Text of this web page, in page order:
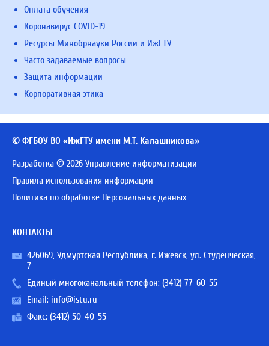
Оплата обучения
Коронавирус COVID-19
Ресурсы Минобрнауки России и ИжГТУ
Часто задаваемые вопросы
Защита информации
Корпоративная этика
© ФГБОУ ВО «ИжГТУ имени М.Т. Калашникова»
Разработка © 2026 Управление информатизации
Правила использования информации
Политика по обработке Персональных данных
КОНТАКТЫ
426069, Удмуртская Республика, г. Ижевск, ул. Студенческая,
7
Единый многоканальный телефон: (3412) 77-60-55
Email: info@istu.ru
Факс: (3412) 50-40-55